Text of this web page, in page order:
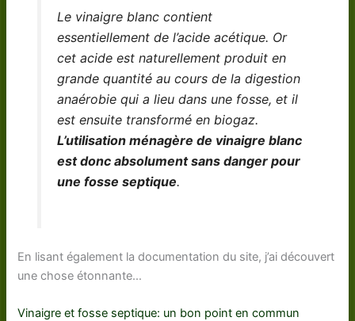
Le vinaigre blanc contient
essentiellement de l’acide acétique. Or
cet acide est naturellement produit en
grande quantité au cours de la digestion
anaérobie qui a lieu dans une fosse, et il
est ensuite transformé en biogaz.
L’utilisation ménagère de vinaigre blanc
est donc absolument sans danger pour
une fosse septique.
En lisant également la documentation du site, j’ai découvert
une chose étonnante…
Vinaigre et fosse septique: un bon point en commun